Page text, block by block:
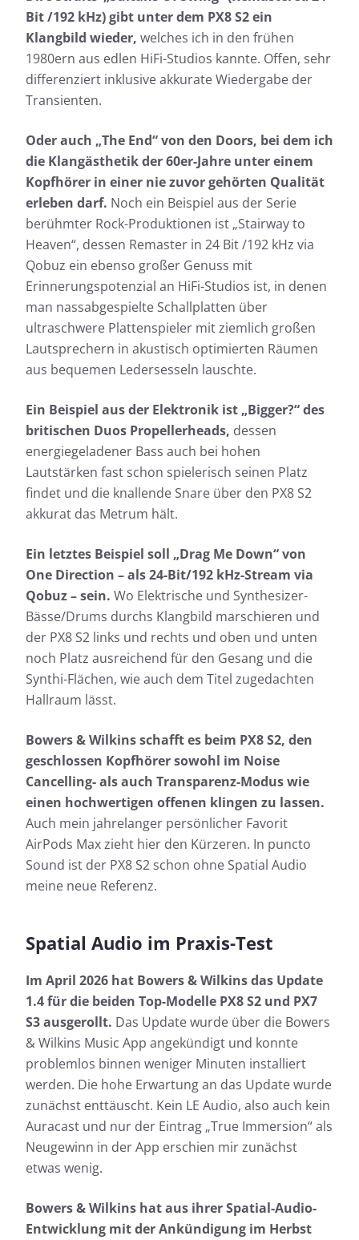
Bit /192 kHz) gibt unter dem PX8 S2 ein
Klangbild wieder, welches ich in den frühen
1980ern aus edlen HiFi-Studios kannte. Offen, sehr
differenziert inklusive akkurate Wiedergabe der
Transienten.
Oder auch „The End“ von den Doors, bei dem ich
die Klangästhetik der 60er-Jahre unter einem
Kopfhörer in einer nie zuvor gehörten Qualität
erleben darf. Noch ein Beispiel aus der Serie
berühmter Rock-Produktionen ist „Stairway to
Heaven“, dessen Remaster in 24 Bit /192 kHz via
Qobuz ein ebenso großer Genuss mit
Erinnerungspotenzial an HiFi-Studios ist, in denen
man nassabgespielte Schallplatten über
ultraschwere Plattenspieler mit ziemlich großen
Lautsprechern in akustisch optimierten Räumen
aus bequemen Ledersesseln lauschte.
Ein Beispiel aus der Elektronik ist „Bigger?“ des
britischen Duos Propellerheads, dessen
energiegeladener Bass auch bei hohen
Lautstärken fast schon spielerisch seinen Platz
findet und die knallende Snare über den PX8 S2
akkurat das Metrum hält.
Ein letztes Beispiel soll „Drag Me Down“ von
One Direction – als 24-Bit/192 kHz-Stream via
Qobuz – sein. Wo Elektrische und Synthesizer-
Bässe/Drums durchs Klangbild marschieren und
der PX8 S2 links und rechts und oben und unten
noch Platz ausreichend für den Gesang und die
Synthi-Flächen, wie auch dem Titel zugedachten
Hallraum lässt.
Bowers & Wilkins schafft es beim PX8 S2, den
geschlossen Kopfhörer sowohl im Noise
Cancelling- als auch Transparenz-Modus wie
einen hochwertigen offenen klingen zu lassen.
Auch mein jahrelanger persönlicher Favorit
AirPods Max zieht hier den Kürzeren. In puncto
Sound ist der PX8 S2 schon ohne Spatial Audio
meine neue Referenz.
Spatial Audio im Praxis-Test
Im April 2026 hat Bowers & Wilkins das Update
1.4 für die beiden Top-Modelle PX8 S2 und PX7
S3 ausgerollt. Das Update wurde über die Bowers
& Wilkins Music App angekündigt und konnte
problemlos binnen weniger Minuten installiert
werden. Die hohe Erwartung an das Update wurde
zunächst enttäuscht. Kein LE Audio, also auch kein
Auracast und nur der Eintrag „True Immersion“ als
Neugewinn in der App erschien mir zunächst
etwas wenig.
Bowers & Wilkins hat aus ihrer Spatial-Audio-
Entwicklung mit der Ankündigung im Herbst